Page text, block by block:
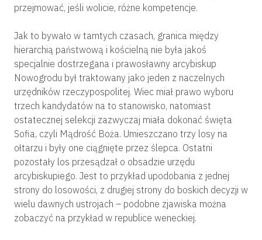
przejmować, jeśli wolicie, różne kompetencje.
Jak to bywało w tamtych czasach, granica między
hierarchią państwową i kościelną nie była jakoś
specjalnie dostrzegana i prawosławny arcybiskup
Nowogrodu był traktowany jako jeden z naczelnych
urzędników rzeczypospolitej. Wiec miał prawo wyboru
trzech kandydatów na to stanowisko, natomiast
ostatecznej selekcji zazwyczaj miała dokonać święta
Sofia, czyli Mądrość Boża. Umieszczano trzy losy na
ołtarzu i były one ciągnięte przez ślepca. Ostatni
pozostały los przesądzał o obsadzie urzędu
arcybiskupiego. Jest to przykład upodobania z jednej
strony do losowości, z drugiej strony do boskich decyzji w
wielu dawnych ustrojach – podobne zjawiska można
zobaczyć na przykład w republice weneckiej.